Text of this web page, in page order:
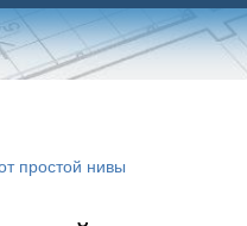
простой нивы